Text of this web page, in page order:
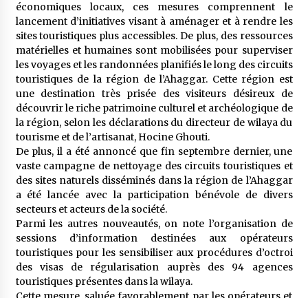
Affaires religieuses : Ouverture des
candidatures au concours du Prix national du
meilleur prêche du vendredi
2 semaines ago
Droit à l’affiliation au régime national de
retraite : Coup d’envoi d’une campagne de
sensibilisation au profit de la communauté
nationale à l’étranger
2 semaines ago
Lancement d’une campagne nationale de
sensibilisation sur la lutte contre le travail
informel
2 semaines ago
Première voiture de course conçue et
fabriquée localement : Une équipe d’étudiants
algériens participe à une compétition
internationale
3 semaines ago
Université Alger 3 : Lancement d’un master à
cursus intégré à la licence en communication
en langue amazighe
économiques locaux, ces mesures comprennent le
lancement d’initiatives visant à aménager et à rendre les
sites touristiques plus accessibles. De plus, des ressources
matérielles et humaines sont mobilisées pour superviser
les voyages et les randonnées planifiés le long des circuits
touristiques de la région de l’Ahaggar. Cette région est
une destination très prisée des visiteurs désireux de
découvrir le riche patrimoine culturel et archéologique de
la région, selon les déclarations du directeur de wilaya du
tourisme et de l’artisanat, Hocine Ghouti.
De plus, il a été annoncé que fin septembre dernier, une
vaste campagne de nettoyage des circuits touristiques et
des sites naturels disséminés dans la région de l’Ahaggar
a été lancée avec la participation bénévole de divers
secteurs et acteurs de la société.
Parmi les autres nouveautés, on note l’organisation de
sessions d’information destinées aux opérateurs
touristiques pour les sensibiliser aux procédures d’octroi
des visas de régularisation auprès des 94 agences
touristiques présentes dans la wilaya.